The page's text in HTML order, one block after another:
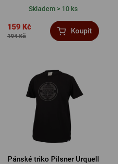
Skladem > 10 ks
194 Kč
159 Kč Koupit
Pánské triko Pilsner Urquell